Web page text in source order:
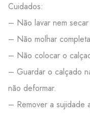
Cuidados:
– Não lavar nem secar
– Não molhar
– Não colocar o
– Guardar o calçado
não deformar.
– Remover a sujidade